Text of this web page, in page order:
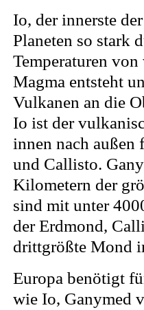
Io, der innerste
Planeten so stark
Temperaturen
Magma entsteht
Vulkanen an die
Io ist der
innen nach außen
und Callisto.
Kilometern der
sind mit unter
der Erdmond,
drittgrößte Mond
Europa benötigt
wie Io, Ganymed